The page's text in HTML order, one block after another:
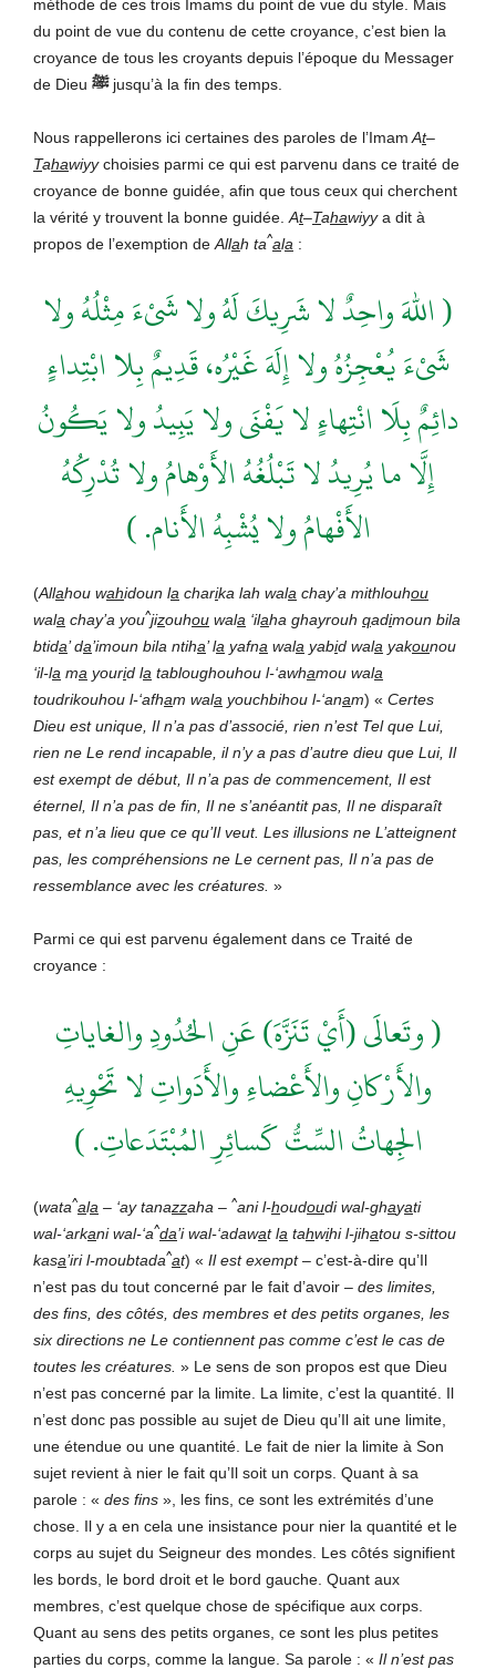
méthode de ces trois Imams du point de vue du style. Mais
du point de vue du contenu de cette croyance, c’est bien la
croyance de tous les croyants depuis l’époque du Messager
de Dieu ﷺjusqu’à la fin des temps.
Nous rappellerons ici certaines des paroles de l’Imam At–
Tahawiyychoisies parmi ce qui est parvenu dans ce traité de
croyance de bonne guidée, afin que tous ceux qui cherchent
la vérité y trouvent la bonne guidée. At–Tahawiyya dit à
propos de l’exemption de Allah ta^ala :
( اللهَ واحِدٌ لا شَرِيكَ لَهُ ولا شَىْءَ مِثْلُهُ ولا
شَىْءَ يُعْجِزُهُ ولا إِلَهَ غَيْرُه، قَدِيمٌ بِلا ابْتِداءٍ
دائِمٌ بِلَا انْتِهاءٍ لا يَفْنَى ولا يَبِيدُ ‏ولا يَكُونُ
إِلَّا ما يُرِيدُ لا تَبْلُغُهُ الأَوْهامُ ولا تُدْرِكُهُ
الأَفْهامُ ولا يُشْبِهُ الأَنام. )
(Allahou wahidoun la charika lah wala chay’a mithlouhou
wala chay’a you^jizouhou wala ‘ilaha ghayrouh qadimoun bila
btida’ da’imoun bila ntiha’ la yafna wala yabid wala yakounou
‘il-la ma yourid la tabloughouhou l-‘awhamou wala
toudrikouhou l-‘afham wala youchbihou l-‘anam) « Certes
Dieu est unique, Il n’a pas d’associé, rien n’est Tel que Lui,
rien ne Le rend incapable, il n’y a pas d’autre dieu que Lui, Il
est exempt de début, Il n’a pas de commencement, Il est
éternel, Il n’a pas de fin, Il ne s’anéantit pas, Il ne disparaît
pas, et n’a lieu que ce qu’Il veut. Les illusions ne L’atteignent
pas, les compréhensions ne Le cernent pas, Il n’a pas de
ressemblance avec les créatures. »
Parmi ce qui est parvenu également dans ce Traité de
croyance :
( وتَعالَى (أَيْ تَنَزَّهَ) عَنِ الحُدُودِ والغاياتِ
والأَرْكانِ والأَعْضاءِ والأَدَواتِ لا تَحْوِيهِ
الجِهاتُ السِّتُّ كَسائِرِ المُبْتَدَعاتِ. )
(wata^ala – ‘ay tanazzaha – ^ani l-houdoudi wal-ghayati
wal-‘arkani wal-‘a^da’i wal-‘adawat la tahwihi l-jihatou s-sittou
kasa’iri l-moubtada^at) « Il est exempt– c’est-à-dire qu’Il
n’est pas du tout concerné par le fait d’avoir – des limites,
des fins, des côtés, des membres et des petits organes, les
six directions ne Le contiennent pas comme c’est le cas de
toutes les créatures. » Le sens de son propos est que Dieu
n’est pas concerné par la limite. La limite, c’est la quantité. Il
n’est donc pas possible au sujet de Dieu qu’Il ait une limite,
une étendue ou une quantité. Le fait de nier la limite à Son
sujet revient à nier le fait qu’Il soit un corps. Quant à sa
parole : « des fins », les fins, ce sont les extrémités d’une
chose. Il y a en cela une insistance pour nier la quantité et le
corps au sujet du Seigneur des mondes. Les côtés signifient
les bords, le bord droit et le bord gauche. Quant aux
membres, c’est quelque chose de spécifique aux corps.
Quant au sens des petits organes, ce sont les plus petites
parties du corps, comme la langue. Sa parole : « Il n’est pas